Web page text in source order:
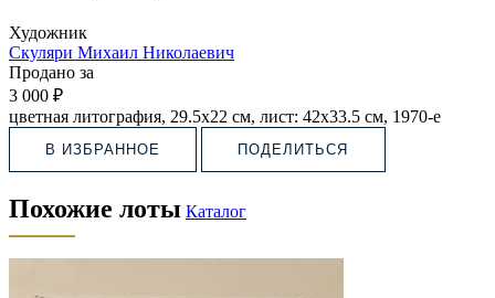
Художник
Скуляри Михаил Николаевич
Продано за
3 000 ₽
цветная литография, 29.5х22 см, лист: 42х33.5 см, 1970-е
В ИЗБРАННОЕ ПОДЕЛИТЬСЯ
Похожие лоты Каталог